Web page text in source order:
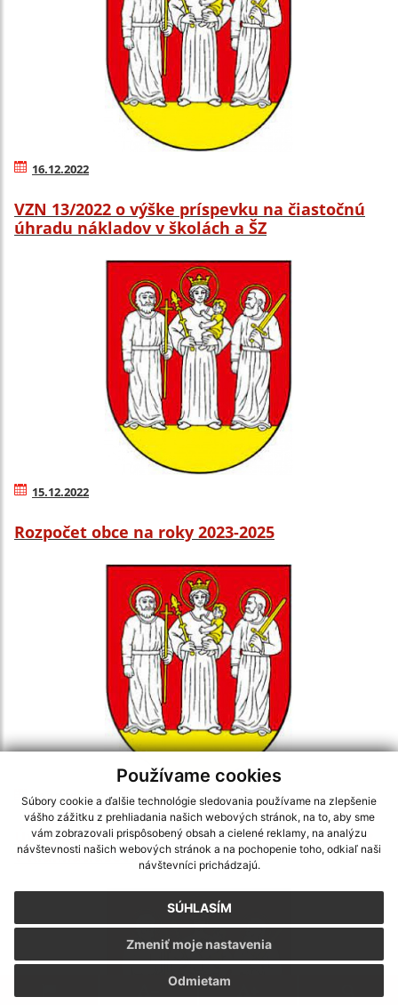
Používame cookies
Súbory cookie a ďalšie technológie sledovania používame na zlepšenie
vášho zážitku z prehliadania našich webových stránok, na to, aby sme
vám zobrazovali prispôsobený obsah a cielené reklamy, na analýzu
návštevnosti našich webových stránok a na pochopenie toho, odkiaľ naši
návštevníci prichádzajú.
SÚHLASÍM
Odmietam
Zmeniť moje nastavenia
16.12.2022
VZN 13/2022 o výške príspevku na čiastočnú
úhradu nákladov v školách a ŠZ
15.12.2022
Rozpočet obce na roky 2023-2025
13.12.2022
Úvodné informácie pre vlastníkov pozemkov
v k.ú.Matiašovce a Rozhodnutie